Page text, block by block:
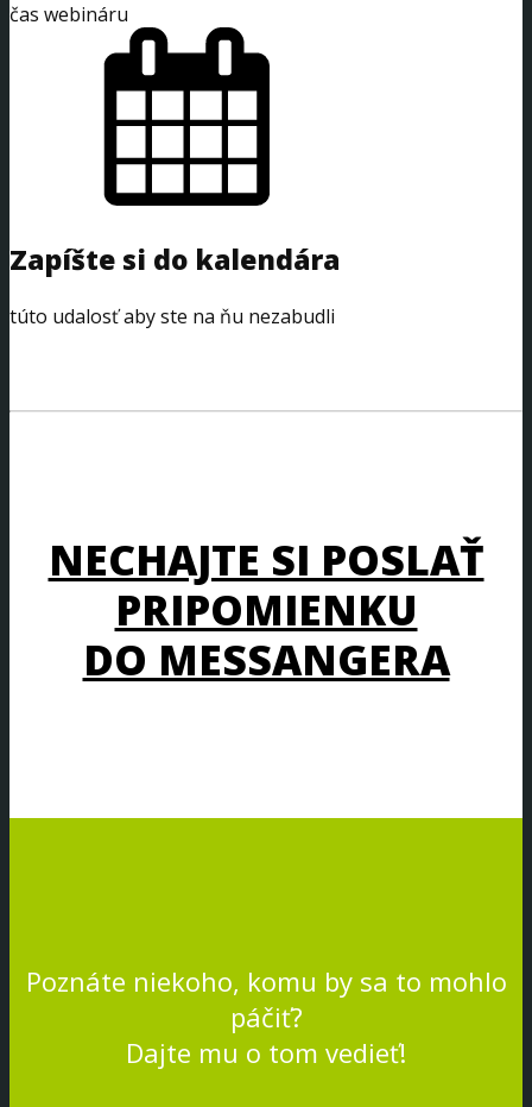
čas webináru
Zapíšte si do kalendára
túto udalosť aby ste na ňu nezabudli
NECHAJTE SI POSLAŤ
PRIPOMIENKU
DO MESSANGERA
Poznáte niekoho, komu by sa to mohlo
páčiť?
Dajte mu o tom vedieť!